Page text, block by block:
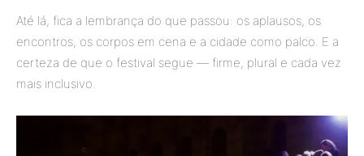
Até lá, fica a lembrança do que passou: os aplausos, os
encontros, os corpos em cena e a cidade como palco. E a
certeza de que o festival segue — firme, plural e cada vez
mais inclusivo.